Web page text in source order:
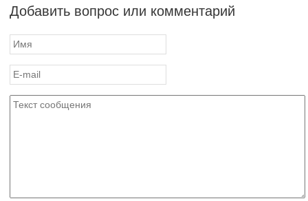
Добавить вопрос или комментарий